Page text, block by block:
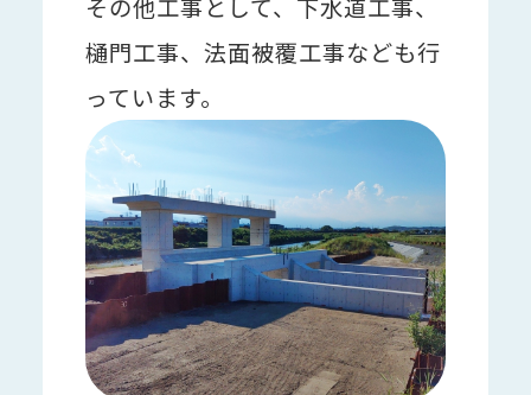
その他工事として、下水道工事、
樋門工事、法面被覆工事なども行
っています。